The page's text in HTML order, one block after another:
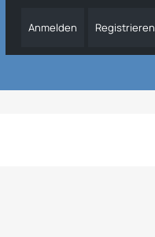
Anmelden Registrieren